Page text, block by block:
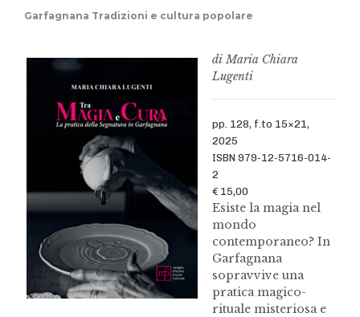
Garfagnana Tradizioni e cultura popolare
di Maria Chiara
Lugenti
pp. 128, f.to 15×21,
2025
ISBN 979-12-5716-014-
2
€ 15,00
Esiste la magia nel
mondo
contemporaneo? In
Garfagnana
sopravvive una
pratica magico-
rituale misteriosa e